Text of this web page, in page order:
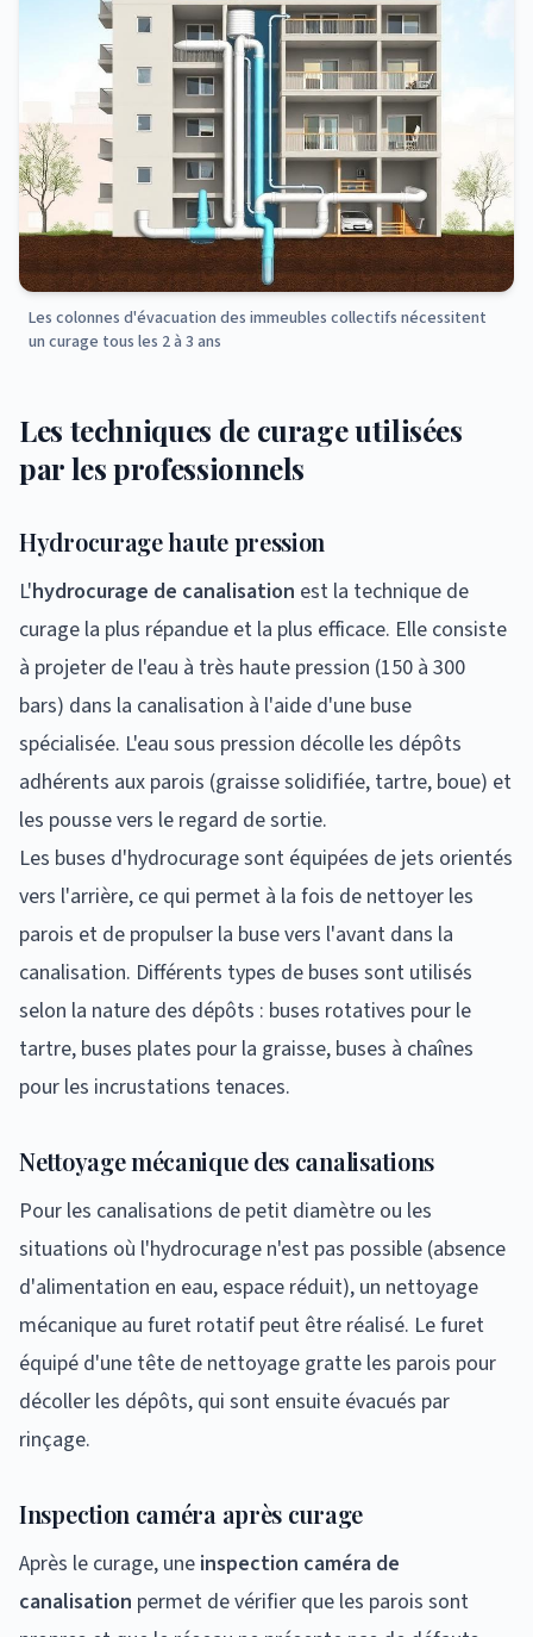
Les colonnes d'évacuation des immeubles collectifs nécessitent
un curage tous les 2 à 3 ans
Les techniques de curage utilisées
par les professionnels
Hydrocurage haute pression
L'hydrocurage de canalisation est la technique de
curage la plus répandue et la plus efficace. Elle consiste
à projeter de l'eau à très haute pression (150 à 300
bars) dans la canalisation à l'aide d'une buse
spécialisée. L'eau sous pression décolle les dépôts
adhérents aux parois (graisse solidifiée, tartre, boue) et
les pousse vers le regard de sortie.
Les buses d'hydrocurage sont équipées de jets orientés
vers l'arrière, ce qui permet à la fois de nettoyer les
parois et de propulser la buse vers l'avant dans la
canalisation. Différents types de buses sont utilisés
selon la nature des dépôts : buses rotatives pour le
tartre, buses plates pour la graisse, buses à chaînes
pour les incrustations tenaces.
Nettoyage mécanique des canalisations
Pour les canalisations de petit diamètre ou les
situations où l'hydrocurage n'est pas possible (absence
d'alimentation en eau, espace réduit), un nettoyage
mécanique au furet rotatif peut être réalisé. Le furet
équipé d'une tête de nettoyage gratte les parois pour
décoller les dépôts, qui sont ensuite évacués par
rinçage.
Inspection caméra après curage
Après le curage, une inspection caméra de
canalisation permet de vérifier que les parois sont